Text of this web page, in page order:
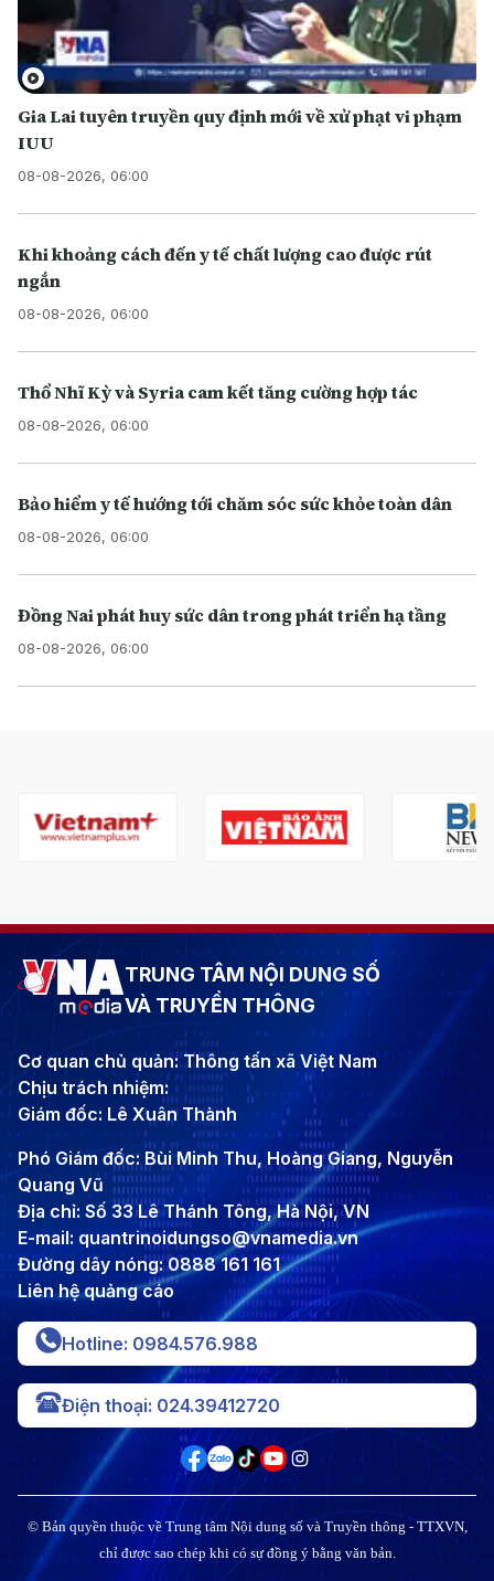
Gia Lai tuyên truyền quy định mới về xử phạt vi phạm
IUU
08-08-2026, 06:00
Khi khoảng cách đến y tế chất lượng cao được rút
ngắn
08-08-2026, 06:00
Thổ Nhĩ Kỳ và Syria cam kết tăng cường hợp tác
08-08-2026, 06:00
Bảo hiểm y tế hướng tới chăm sóc sức khỏe toàn dân
08-08-2026, 06:00
Đồng Nai phát huy sức dân trong phát triển hạ tầng
08-08-2026, 06:00
TRUNG TÂM NỘI DUNG SỐ
VÀ TRUYỀN THÔNG
Cơ quan chủ quản: Thông tấn xã Việt Nam
Chịu trách nhiệm:
Giám đốc: Lê Xuân Thành
Phó Giám đốc: Bùi Minh Thu, Hoàng Giang, Nguyễn
Quang Vũ
Địa chỉ: Số 33 Lê Thánh Tông, Hà Nội, VN
E-mail: quantrinoidungso@vnamedia.vn
Đường dây nóng: 0888 161 161
Liên hệ quảng cáo
Hotline: 0984.576.988
Điện thoại: 024.39412720
© Bản quyền thuộc về Trung tâm Nội dung số và Truyền thông - TTXVN,
chỉ được sao chép khi có sự đồng ý bằng văn bản.